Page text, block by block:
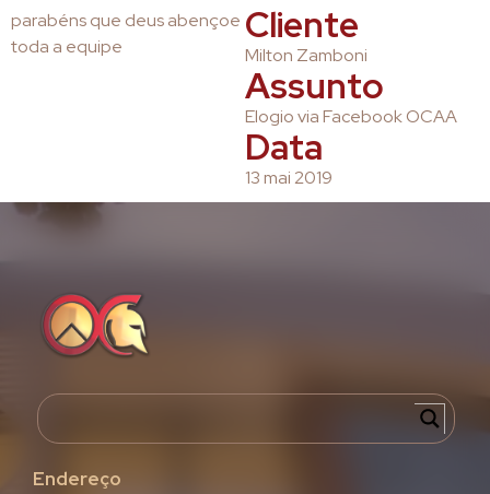
parabéns que deus abençoe
toda a equipe
Cliente
Milton Zamboni
Assunto
Elogio via Facebook OCAA
Data
13 mai 2019
Endereço